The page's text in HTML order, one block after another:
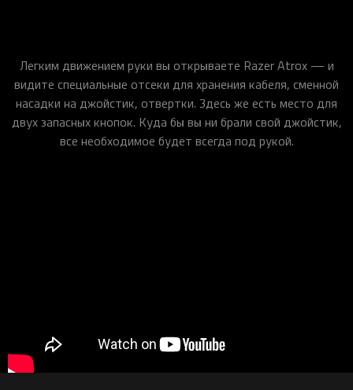
Легким движением руки вы открываете Razer Atrox — и
видите специальные отсеки для хранения кабеля, сменной
насадки на джойстик, отвертки. Здесь же есть место для
двух запасных кнопок. Куда бы вы ни брали свой джойстик,
все необходимое будет всегда под рукой.